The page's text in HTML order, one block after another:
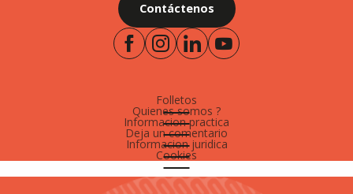
Contáctenos
Folletos
Quienes somos ?
Informacion practica
Deja un comentario
Informacion juridica
Cookies